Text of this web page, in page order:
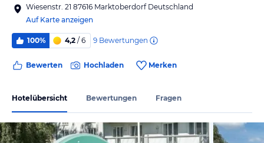
Wiesenstr. 21 87616 Marktoberdorf Deutschland
Auf Karte anzeigen
100% 4,2 / 6 9 Bewertungen
Bewerten Hochladen Merken
Hotelübersicht Bewertungen Fragen